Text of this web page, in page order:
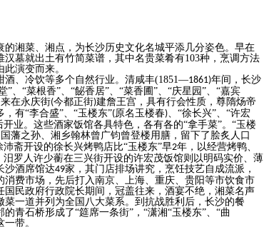
湘菜、湘点，为长沙历史文化名城平添几分姿色。早在
墓就出土有竹简菜谱，其中名贵菜肴有103种，烹调方法
演变而来。
、冷饮等多个自然行业。清咸丰(1851—1861)年间，长沙
”、“菜根香”、“飶香居”、“菜香圃”、“庆星园”、“嘉宾
在永庆街(今都正街)建詹王宫，具有行会性质，尊隋炀帝
有“李合盛”、“玉楼东”(原名玉楼春)、“徐长兴”、“许宏
开业。这些酒家饭馆各具特色，各有各的“拿手菜”。“玉楼
藩之孙、湘乡翰林曾广钧曾登楼用膳，留下了脍炙人口
斋开设的徐长兴烤鸭店比“玉楼东”早2年，以经营烤鸭、
罗人许少蘅在三兴街开设的许宏茂饭馆则以明码实价、薄
沙酒席馆达49家，其门店排场讲究，烹饪技艺自成流派，
费市场，先后打入南京、上海、重庆、贵阳等市饮食市
国民政府行政院长期 间，冠盖往来，酒宴不绝，湘菜名声
一道并列为全国八大菜系。到抗战胜利后，长沙的餐
的青石桥形成了“筵席一条街”，“潇湘“玉楼东”、“曲
带。